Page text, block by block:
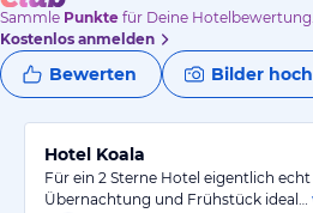
Sammle Punkte für Deine Hotelbewertung.
Kostenlos anmelden
Bewerten Bilder
Hotel Koala
Für ein 2 Sterne Hotel eigentlich
Übernachtung und Frühstück ideal…